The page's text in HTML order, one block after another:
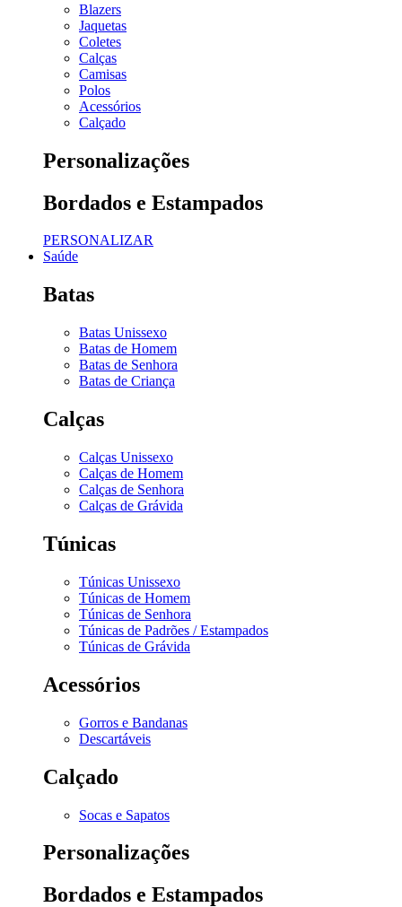
Blazers
Jaquetas
Coletes
Calças
Camisas
Polos
Acessórios
Calçado
Personalizações
Bordados e Estampados
PERSONALIZAR
Saúde
Batas
Batas Unissexo
Batas de Homem
Batas de Senhora
Batas de Criança
Calças
Calças Unissexo
Calças de Homem
Calças de Senhora
Calças de Grávida
Túnicas
Túnicas Unissexo
Túnicas de Homem
Túnicas de Senhora
Túnicas de Padrões / Estampados
Túnicas de Grávida
Acessórios
Gorros e Bandanas
Descartáveis
Calçado
Socas e Sapatos
Personalizações
Bordados e Estampados